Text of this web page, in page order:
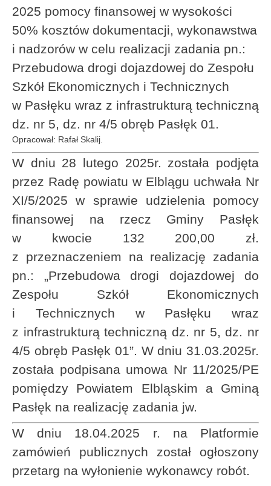
2025 pomocy finansowej w wysokości
50% kosztów dokumentacji, wykonawstwa
i nadzorów w celu realizacji zadania pn.:
Przebudowa drogi dojazdowej do Zespołu
Szkół Ekonomicznych i Technicznych
w Pasłęku wraz z infrastrukturą techniczną
dz. nr 5, dz. nr 4/5 obręb Pasłęk 01.
Opracował: Rafał Skalij.
W dniu 28 lutego 2025r. została podjęta
przez Radę powiatu w Elblągu uchwała Nr
XI/5/2025 w sprawie udzielenia pomocy
finansowej na rzecz Gminy Pasłęk
w kwocie 132 200,00 zł.
z przeznaczeniem na realizację zadania
pn.: „Przebudowa drogi dojazdowej do
Zespołu Szkół Ekonomicznych
i Technicznych w Pasłęku wraz
z infrastrukturą techniczną dz. nr 5, dz. nr
4/5 obręb Pasłęk 01”. W dniu 31.03.2025r.
została podpisana umowa Nr 11/2025/PE
pomiędzy Powiatem Elbląskim a Gminą
Pasłęk na realizację zadania jw.
W dniu 18.04.2025 r. na Platformie
zamówień publicznych został ogłoszony
przetarg na wyłonienie wykonawcy robót.